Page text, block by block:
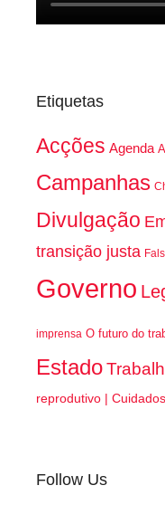
Etiquetas
Acções Agenda
Campanhas
Divulgação
transição justa
Governo
imprensa O futuro do
Estado
reprodutivo | Cuidados
Follow Us